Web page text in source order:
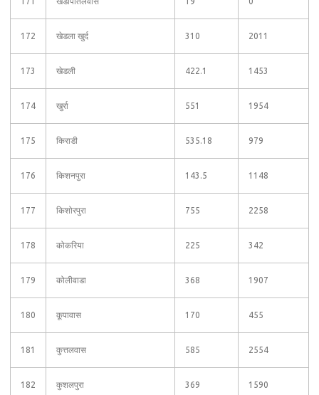
172 खेडला खुर्द 310 2011
173 खेडली 422.1 1453
174 खुर्रा 551 1954
175 किराडी 535.18 979
176 किशनपुरा 143.5 1148
177 किशोरपुरा 755 2258
178 कोकरिया 225 342
179 कोलीवाडा 368 1907
180 कूपावास 170 455
181 कुत्तलवास 585 2554
182 कुशलपुरा 369 1590